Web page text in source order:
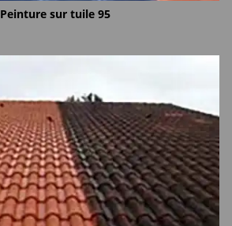
Peinture sur tuile 95